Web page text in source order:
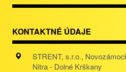
KONTAKTNÉ ÚDAJE
STRENT, s.r.o.,
Nitra - Dolné Krškany